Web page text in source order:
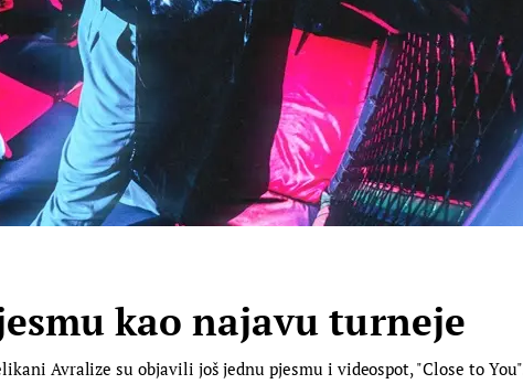
kao najavu turneje
Avralize su objavili još jednu pjesmu i videospot, "Close to